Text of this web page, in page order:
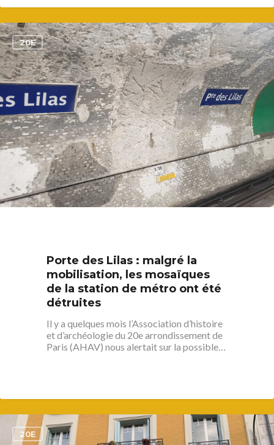
20E
Porte des Lilas : malgré la
mobilisation, les mosaïques
de la station de métro ont été
détruites
Il y a quelques mois l’Association d’histoire
et d’archéologie du 20e arrondissement de
Paris (AHAV) nous alertait sur la possible…
1
20E
1